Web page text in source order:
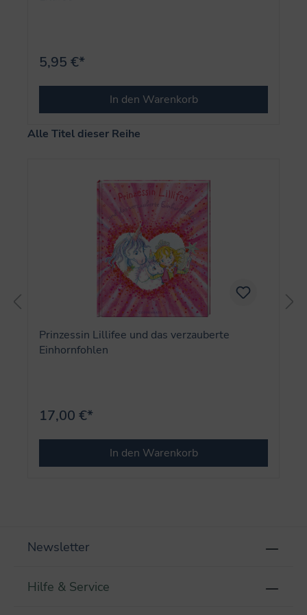
5,95 €*
In den Warenkorb
Produktgalerie überspringen
Alle Titel dieser Reihe
Prinzessin Lillifee und das verzauberte
Einhornfohlen
17,00 €*
In den Warenkorb
Newsletter
Hilfe & Service